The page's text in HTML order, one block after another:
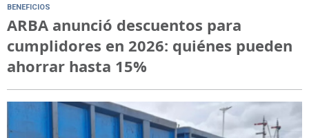
BENEFICIOS
ARBA anunció descuentos para
cumplidores en 2026: quiénes pueden
ahorrar hasta 15%